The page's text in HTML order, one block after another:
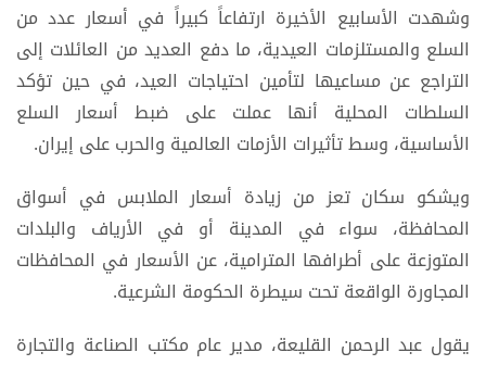
وشهدت الأسابيع الأخيرة ارتفاعاً كبيراً في أسعار عدد من
السلع والمستلزمات العيدية، ما دفع العديد من العائلات إلى
التراجع عن مساعيها لتأمين احتياجات العيد، في حين تؤكد
السلطات المحلية أنها عملت على ضبط أسعار السلع
الأساسية، وسط تأثيرات الأزمات العالمية والحرب على إيران.
ويشكو سكان تعز من زيادة أسعار الملابس في أسواق
المحافظة، سواء في المدينة أو في الأرياف والبلدات
المتوزعة على أطرافها المترامية، عن الأسعار في المحافظات
المجاورة الواقعة تحت سيطرة الحكومة الشرعية.
يقول عبد الرحمن القليعة، مدير عام مكتب الصناعة والتجارة